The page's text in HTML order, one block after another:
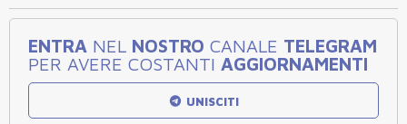
ENTRA NEL NOSTRO CANALE TELEGRAM
PER AVERE COSTANTI AGGIORNAMENTI
UNISCITI